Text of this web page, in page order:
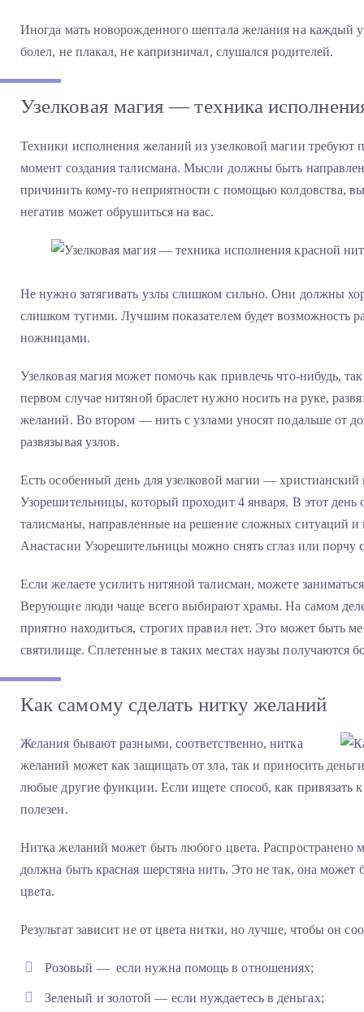
Иногда мать новорожденного шептала желания на каждый
болел, не плакал, не капризничал, слушался родителей.
Узелковая магия — техника
Техники исполнения желаний из узелковой магии требуют
момент создания талисмана. Мысли должны быть
причинить кому-то неприятности с помощью колдовства,
негатив может обрушиться на вас.
Не нужно затягивать узлы слишком сильно. Они должны
слишком тугими. Лучшим показателем будет возможность
ножницами.
Узелковая магия может помочь как привлечь что-нибудь,
первом случае нитяной браслет нужно носить на руке,
желаний. Во втором — нить с узлами уносят подальше от
развязывая узлов.
Есть особенный день для узелковой магии — христианский
Узорешительницы, который проходит 4 января. В этот день
талисманы, направленные на решение сложных ситуаций и
Анастасии Узорешительницы можно снять сглаз или
Если желаете усилить нитяной талисман, можете
Верующие люди чаще всего выбирают храмы. На самом
приятно находиться, строгих правил нет. Это может быть
святилище. Сплетенные в таких местах наузы получаются
Как самому сделать нитку желаний
Желания бывают разными, соответственно, нитка
желаний может как защищать от зла, так и приносить
любые другие функции. Если ищете способ, как привязать к
полезен.
Нитка желаний может быть любого цвета. Распространено
должна быть красная шерстяна нить. Это не так, она может
цвета.
Результат зависит не от цвета нитки, но лучше, чтобы он
Розовый — если нужна помощь в отношениях;
Зеленый и золотой — если нуждаетесь в деньгах;